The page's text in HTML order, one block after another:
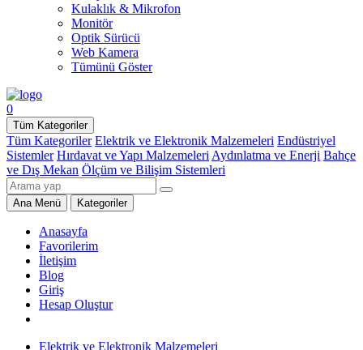
Kulaklık & Mikrofon
Monitör
Optik Sürücü
Web Kamera
Tümünü Göster
0
Tüm Kategoriler
Tüm Kategoriler Elektrik ve Elektronik Malzemeleri Endüstriyel
Sistemler Hırdavat ve Yapı Malzemeleri Aydınlatma ve Enerji Bahçe
ve Dış Mekan Ölçüm ve Bilişim Sistemleri
Ana Menü Kategoriler
Anasayfa
Favorilerim
İletişim
Blog
Giriş
Hesap Oluştur
Elektrik ve Elektronik Malzemeleri